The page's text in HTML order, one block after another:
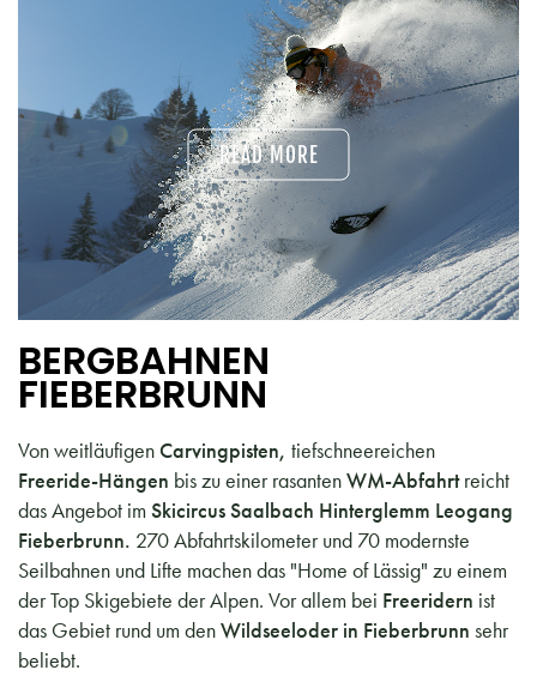
READ MORE
BERGBAHNEN
FIEBERBRUNN
Von weitläufigen Carvingpisten, tiefschneereichen
Freeride-Hängen bis zu einer rasantenWM-Abfahrtreicht
das Angebot im Skicircus Saalbach Hinterglemm Leogang
Fieberbrunn. 270 Abfahrtskilometer und 70 modernste
Seilbahnen und Lifte machen das "Home of Lässig" zu einem
der Top Skigebiete der Alpen. Vor allem bei Freeridern ist
das Gebiet rund um denWildseeloder in Fieberbrunn sehr
beliebt.